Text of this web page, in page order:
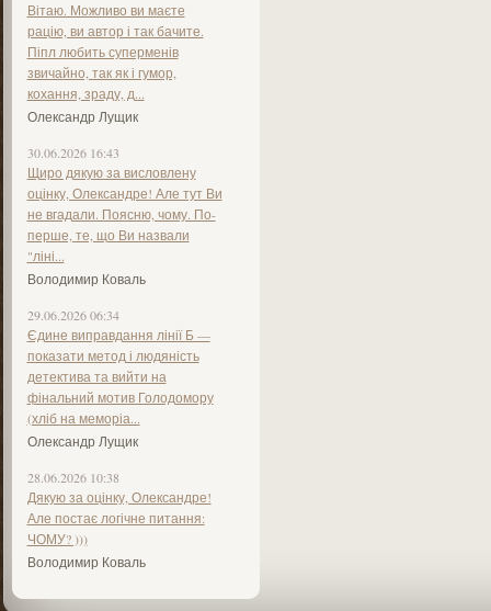
Вітаю. Можливо ви маєте
рацію, ви автор і так бачите.
Піпл любить суперменів
звичайно, так як і гумор,
кохання, зраду, д...
Олександр Лущик
30.06.2026 16:43
Щиро дякую за висловлену
оцінку, Олександре! Але тут Ви
не вгадали. Поясню, чому. По-
перше, те, що Ви назвали
"ліні...
Володимир Коваль
29.06.2026 06:34
Єдине виправдання лінії Б —
показати метод і людяність
детектива та вийти на
фінальний мотив Голодомору
(хліб на меморіа...
Олександр Лущик
28.06.2026 10:38
Дякую за оцінку, Олександре!
Але постає логічне питання:
ЧОМУ? )))
Володимир Коваль